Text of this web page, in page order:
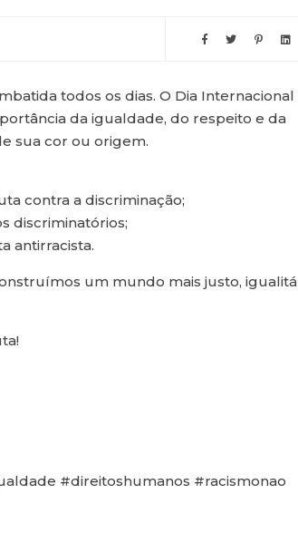
todos os dias. O Dia Internacional
da igualdade, do respeito e da
sua cor ou origem.
contra a discriminação;
discriminatórios;
antirracista.
um mundo mais justo,
#direitoshumanos #racismonao